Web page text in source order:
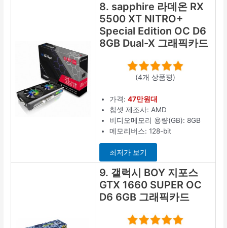
8. sapphire 라데온 RX
5500 XT NITRO+
Special Edition OC D6
8GB Dual-X 그래픽카드
(4개 상품평)
가격:47만원대
칩셋 제조사: AMD
비디오메모리 용량(GB): 8GB
메모리버스: 128-bit
최저가 보기
9. 갤럭시 BOY 지포스
GTX 1660 SUPER OC
D6 6GB 그래픽카드